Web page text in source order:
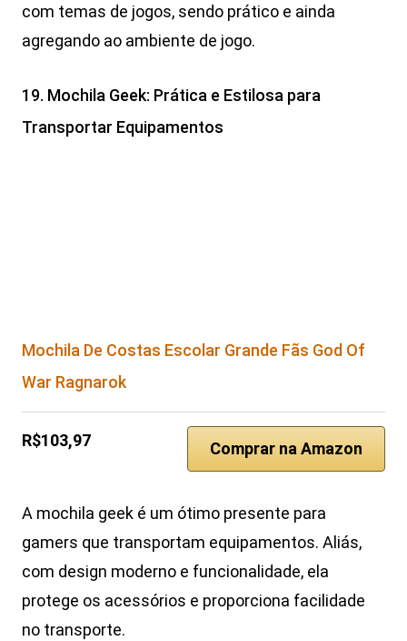
com temas de jogos, sendo prático e ainda
agregando ao ambiente de jogo.
19. Mochila Geek: Prática e Estilosa para
Transportar Equipamentos
Mochila De Costas Escolar Grande Fãs God Of
War Ragnarok
R$103,97 Comprar na Amazon
A mochila geek é um ótimo presente para
gamers que transportam equipamentos. Aliás,
com design moderno e funcionalidade, ela
protege os acessórios e proporciona facilidade
no transporte.